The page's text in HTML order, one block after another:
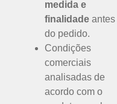
medida e
finalidade antes
do pedido.
Condições
comerciais
analisadas de
acordo com o